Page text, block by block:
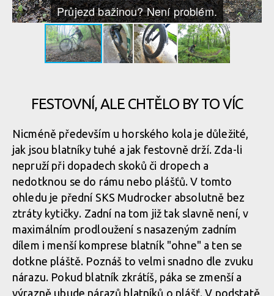
Průjezd bažinou? Není problém.
FESTOVNÍ, ALE CHTĚLO BY TO VÍC
Nicméně především u horského kola je důležité,
jak jsou blatníky tuhé a jak festovně drží. Zda-li
nepruží při dopadech skoků či dropech a
nedotknou se do rámu nebo plášťů. V tomto
ohledu je přední SKS Mudrocker absolutně bez
ztráty kytičky. Zadní na tom již tak slavně není, v
maximálním prodloužení s nasazeným zadním
dílem i menší komprese blatník "ohne" a ten se
dotkne pláště. Poznáš to velmi snadno dle zvuku
nárazu. Pokud blatník zkrátíš, páka se zmenší a
výrazně ubude nárazů blatníků o plášť. V podstatě